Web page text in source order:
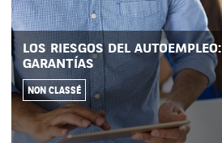
LOS RIESGOS DEL
GARANTÍAS
NON CLASSÉ